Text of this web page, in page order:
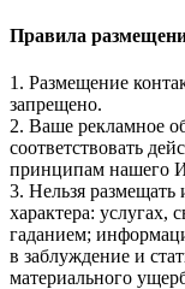
Правила
1. Размещение
запрещено.
2. Ваше рекламное
соответствовать
принципам нашего
3. Нельзя
характера: услугах,
гаданием;
в заблуждение и
материального